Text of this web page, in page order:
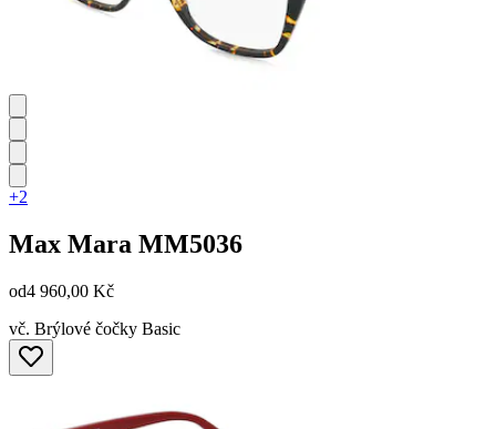
+2
Max Mara MM5036
od4 960,00 Kč
vč. Brýlové čočky Basic